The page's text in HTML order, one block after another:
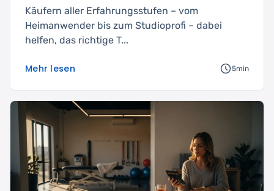
Käufern aller Erfahrungsstufen – vom
Heimanwender bis zum Studioprofi – dabei
helfen, das richtige T...
Mehr lesen 5min